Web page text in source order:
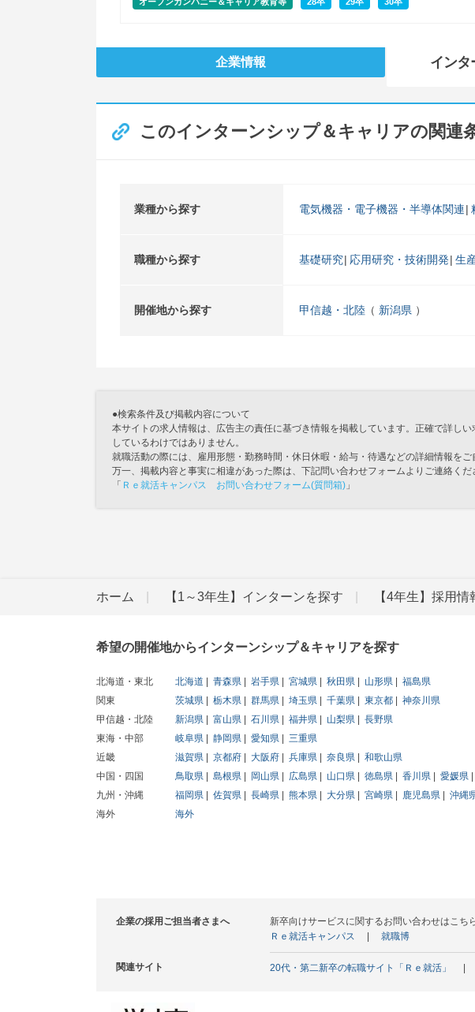
企業情報 インタ
このインターンシップ＆キャリアの関連
業種から探す 電気機器・電子機器・半導体関連
職種から探す 基礎研究 応用研究・技術開発 生
開催地から探す 甲信越・北陸 新潟県
●検索条件及び掲載内容について
本サイトの求人情報は、広告主の責任に基づき情報を掲載しています。正確で詳し
しているわけではありません。
就職活動の際には、雇用形態・勤務時間・休日休暇・給与・待遇などの詳細情報を
万一、掲載内容と事実に相違があった際は、下記問い合わせフォームよりご連絡くだ
「 Ｒｅ就活キャンパス お問い合わせフォーム(質問箱) 」
ホーム 【1～3年生】インターンを探す 【4年生】採用情
希望の開催地からインターンシップ＆キャリアを探す
北海道・東北 北海道 青森県 岩手県 宮城県 秋田県 山形県
福島県
関東
茨城県 栃木県 群馬県 埼玉県 千葉県 東京都
神奈川県
甲信越・北陸
新潟県 富山県 石川県 福井県 山梨県
長野県
東海・中部
岐阜県 静岡県 愛知県
三重県
近畿
滋賀県 京都府 大阪府 兵庫県 奈良県
和歌山県
中国・四国
鳥取県 島根県 岡山県 広島県 山口県 徳島県 香川県 愛媛県
九州・沖縄
福岡県 佐賀県 長崎県 熊本県 大分県 宮崎県 鹿児島県
沖縄
海外
海外
企業の採用ご担当者さまへ
新卒向けサービスに関するお問い合わせはこち
Ｒｅ就活キャンパス
就職博
関連サイト 20代・第二新卒の転職サイト「Ｒｅ就活」